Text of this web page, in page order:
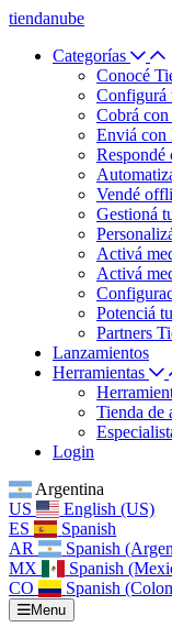
tiendanube
Categorías
Conocé
Configurá
Cobrá
Enviá con
Respondé
Vendé
Gestioná
Activá
Activá
Potenciá
Partners
Lanzamientos
Herramientas
Tienda de
Login
Argentina
US
English (US)
ES
Spanish
AR
Spanish
MX
Spanish
CO
Spanish
Menu